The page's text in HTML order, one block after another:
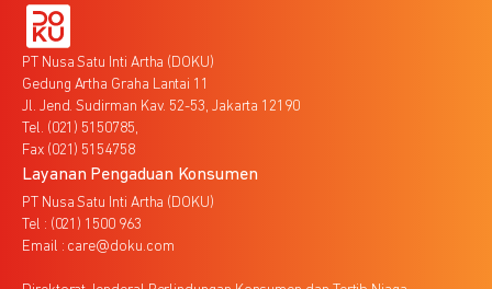
PT Nusa Satu Inti Artha (DOKU)
Gedung Artha Graha Lantai 11
Jl. Jend. Sudirman Kav. 52-53, Jakarta 12190
Tel. (021) 5150785,
Fax (021) 5154758
Layanan Pengaduan Konsumen
PT Nusa Satu Inti Artha (DOKU)
Tel : (021) 1500 963
Email : care@doku.com